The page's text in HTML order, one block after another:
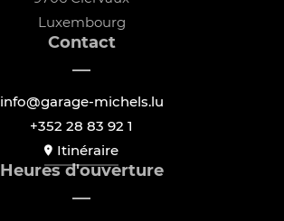
Luxembourg
Contact
info@garage-michels.lu
+352 28 83 92 1
Itinéraire
Heures d'ouverture